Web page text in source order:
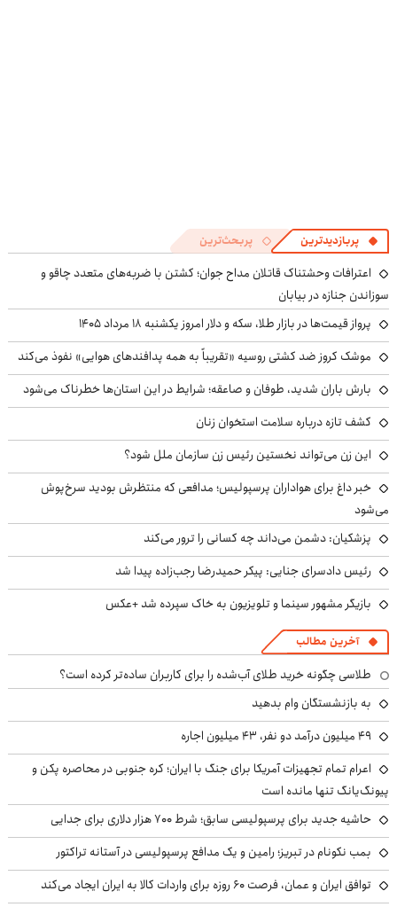
پربازدیدترین پربحث‌ترین
اعترافات وحشتناک قاتلان مداح جوان؛ کشتن با ضربه‌های متعدد چاقو و
سوزاندن جنازه در بیابان
پرواز قیمت‌ها در بازار طلا، سکه و دلار امروز یکشنبه ۱۸ مرداد ۱۴۰۵
موشک کروز ضد کشتی روسیه «تقریباً به همه پدافندهای هوایی» نفوذ می‌کند
بارش باران شدید، طوفان و صاعقه؛ شرایط در این استان‌ها خطرناک می‌شود
کشف تازه درباره سلامت استخوان زنان
این زن می‌تواند نخستین رئیس زن سازمان ملل شود؟
خبر داغ برای هواداران پرسپولیس؛ مدافعی که منتظرش بودید سرخ‌پوش
می‌شود
پزشکیان: دشمن می‌داند چه کسانی را ترور می‌کند
رئیس دادسرای جنایی: پیکر حمیدرضا رجب‌زاده پیدا شد
بازیگر مشهور سینما و تلویزیون به خاک سپرده شد +عکس
آخرین مطالب
طلاسی چگونه خرید طلای آب‌شده را برای کاربران ساده‌تر کرده است؟
به بازنشستگان وام بدهید
49 میلیون درآمد دو نفر، 43 میلیون اجاره
اعرام تمام تجهیزات آمریکا برای جنگ با ایران؛ کره جنوبی در محاصره پکن و
پیونگ‌یانگ تنها مانده است
حاشیه جدید برای پرسپولیسی سابق؛ شرط ۷۰۰ هزار دلاری برای جدایی
بمب نکونام در تبریز؛ رامین و یک مدافع پرسپولیسی در آستانه تراکتور
توافق ایران و عمان، فرصت ۶۰ روزه برای واردات کالا به ایران ایجاد می‌کند